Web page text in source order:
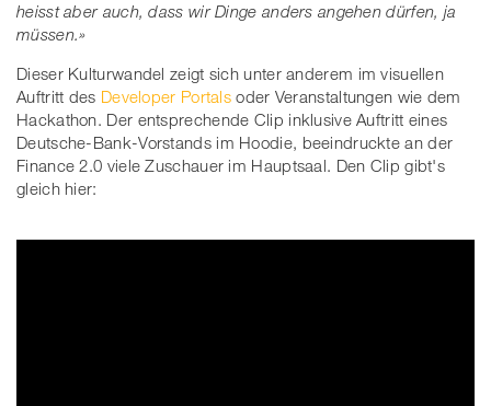
heisst aber auch, dass wir Dinge anders angehen dürfen, ja
müssen.»
Dieser Kulturwandel zeigt sich unter anderem im visuellen
Auftritt des Developer Portals oder Veranstaltungen wie dem
Hackathon. Der entsprechende Clip inklusive Auftritt eines
Deutsche-Bank-Vorstands im Hoodie, beeindruckte an der
Finance 2.0 viele Zuschauer im Hauptsaal. Den Clip gibt's
gleich hier: